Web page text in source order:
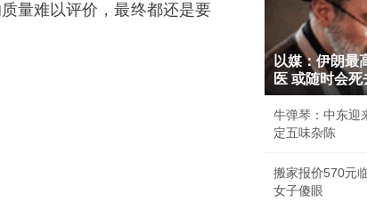
量难以评价，最终都还是要
以媒：伊朗最
医 或随时会死
牛弹琴：中东迎
定五味杂陈
搬家报价570元
女子傻眼